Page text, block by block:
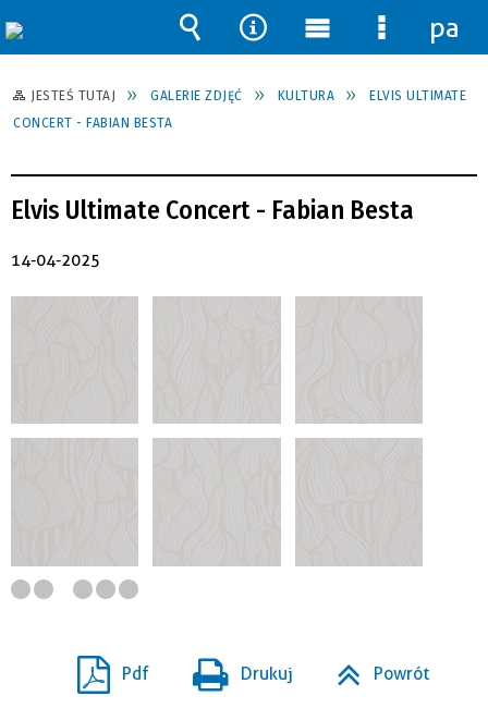
JESTEŚ TUTAJ GALERIE ZDJĘĆ KULTURA
ELVIS ULTIMATE
CONCERT - FABIAN BESTA
Elvis Ultimate Concert - Fabian Besta
14-04-2025
Pdf Drukuj Powrót
Wyszukiwarka
Narzędzia
Menu
główne
Menu